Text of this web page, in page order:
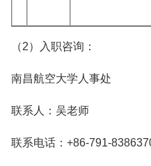
（2）入职咨询：
南昌航空大学人事处
联系人：吴老师
联系电话：+86-791-